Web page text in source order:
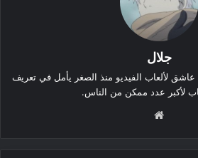
جلال
لألعاب الفيديو منذ الصغر يأمل في تعريف
لأكبر عدد ممكن من الناس.